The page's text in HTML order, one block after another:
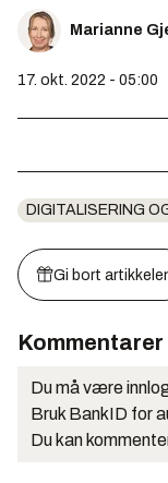
Marianne
17. okt. 2022 - 05:00
DIGITALISERING
Gi bort
Kommentarer
Du må være
Bruk BankID for
Du kan